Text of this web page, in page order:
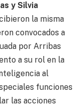
y Silvia
la misma
convocados a
por Arribas
a su rol en la
al
funciones
las acciones